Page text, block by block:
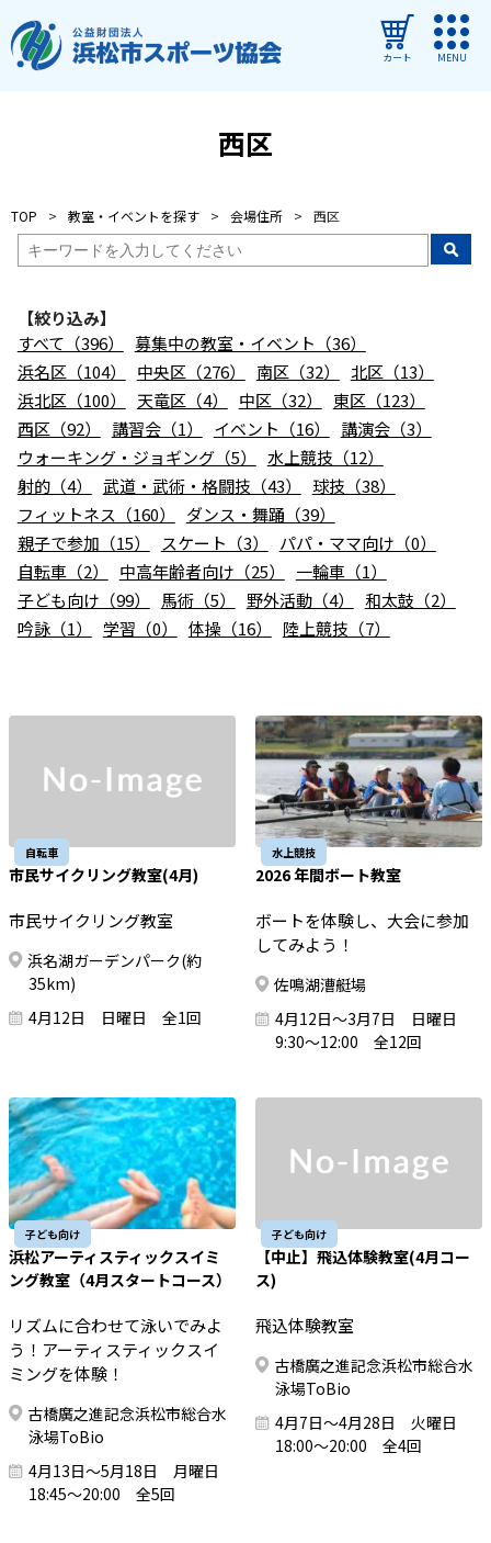
カート MENU
ご利用ガイド
協会について
管理施設
教室・イベントからのお知らせ
浜松市民スポーツ祭
お知らせ
個人情報の取り扱いに関する基本方針 特定商取引法に基づく表記サイトマップ
浜松スポーツ協会に関する
お問い合わせはこちら
メールフォームでのお問い合わせ
教室・イベントに関するお問い合わせは、
各教室・イベントページの問い合わせ先までお願いいたします。
西区
TOP 教室・イベントを探す 会場住所 西区
【絞り込み】
すべて（396）
募集中の教室・イベント（36）
浜名区（104）
中央区（276） 南区（32）
北区（13）
浜北区（100）
天竜区（4） 中区（32）
東区（123）
西区（92）
講習会（1） イベント（16）
講演会（3）
ウォーキング・ジョギング（5）
水上競技（12）
射的（4）
武道・武術・格闘技（43）
球技（38）
フィットネス（160）
ダンス・舞踊（39）
親子で参加（15）
スケート（3）
パパ・ママ向け（0）
自転車（2）
中高年齢者向け（25）
一輪車（1）
子ども向け（99）
馬術（5） 野外活動（4）
和太鼓（2）
吟詠（1）
学習（0） 体操（16） 陸上競技（7）
自転車
市民サイクリング教室(4月)
市民サイクリング教室
浜名湖ガーデンパーク(約
35km)
4月12日 日曜日 全1回
水上競技
2026 年間ボート教室
ボートを体験し、大会に参加
してみよう！
佐鳴湖漕艇場
4月12日～3月7日 日曜日
9:30～12:00 全12回
子ども向け
浜松アーティスティックスイミ
ング教室（4月スタートコース）
リズムに合わせて泳いでみよ
う！アーティスティックスイ
ミングを体験！
古橋廣之進記念浜松市総合水
泳場ToBio
4月13日～5月18日 月曜日
18:45～20:00 全5回
子ども向け
【中止】飛込体験教室(4月コー
ス)
飛込体験教室
古橋廣之進記念浜松市総合水
泳場ToBio
4月7日～4月28日 火曜日
18:00～20:00 全4回